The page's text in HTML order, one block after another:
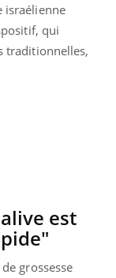
israélienne
qui
traditionnelles,
est
grossesse